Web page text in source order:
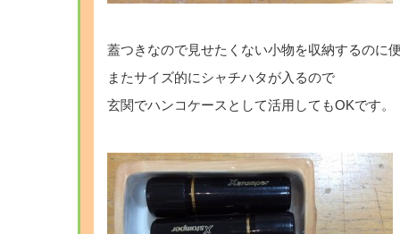
蓋つきなので見せたくない小物を収納するのに
またサイズ的にシャチハタが入るので
玄関でハンコケースとして活用してもOKです。